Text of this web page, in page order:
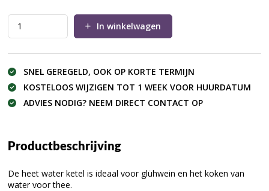
In winkelwagen
SNEL GEREGELD, OOK OP KORTE TERMIJN
KOSTELOOS WIJZIGEN TOT 1 WEEK VOOR HUURDATUM
ADVIES NODIG? NEEM DIRECT CONTACT OP
Productbeschrijving
De heet water ketel is ideaal voor glühwein en het koken van
water voor thee.